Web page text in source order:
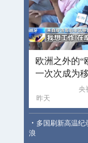
欧洲之外的“
一次次成为
昨天
央
· 多国刷新高温纪
浪